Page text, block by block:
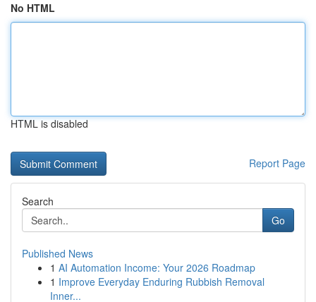
No HTML
HTML is disabled
Report Page
Search
Go
Published News
1 AI Automation Income: Your 2026 Roadmap
1 Improve Everyday Enduring Rubbish Removal
Inner...